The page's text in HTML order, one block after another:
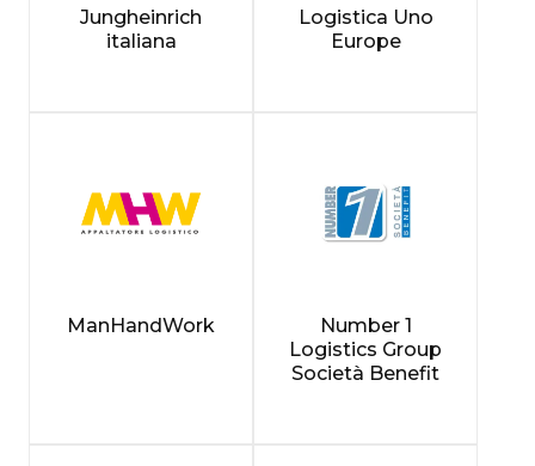
Jungheinrich
italiana
Logistica Uno
Europe
ManHandWork
Number 1
Logistics Group
Società Benefit